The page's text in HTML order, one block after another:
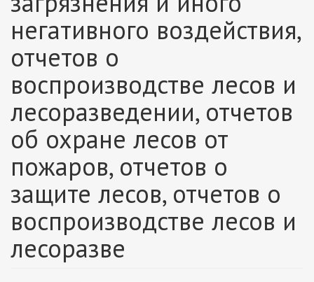
негативного воздействия,
отчетов о
воспроизводстве лесов и
лесоразведении, отчетов
об охране лесов от
пожаров, отчетов о
защите лесов, отчетов о
воспроизводстве лесов и
лесоразве